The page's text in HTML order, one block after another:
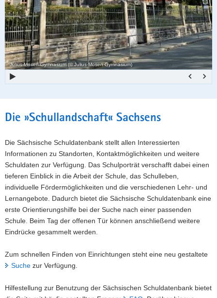
a
v
i
g
a
t
i
o
n
Julius-Mosen-Gymnasium (© Julius-Mosen-Gymnasium)
Hauptinhalt
Die »Schullandschaft« Sachsens
Die Sächsische Schuldatenbank stellt allen Interessierten
Informationen zu Standorten, Kontaktmöglichkeiten und weitere
Schuldaten zur Verfügung. Das Schulporträt verschafft dabei einen
tieferen Einblick in die Arbeit der Schule, das Schulleben,
individuelle Fördermöglichkeiten und die verschiedenen Lehr- und
Lernangebote. Dadurch bietet die Sächsische Schuldatenbank eine
erste Orientierungshilfe bei der Suche nach einer passenden
Schule. Beim Tag der offenen Tür können anschließend weitere
Eindrücke gesammelt werden.
Zum schnellen Finden von Einrichtungen steht eine neu gestaltete
Suche zur Verfügung.
Hilfestellung zur Benutzung der Sächsischen Schuldatenbank bietet